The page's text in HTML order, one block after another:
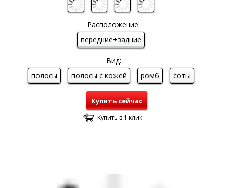
Расположение:
передние+задние
Вид:
полосы
полосы с кожей ромб соты
Купить сейчас
Купить в 1 клик